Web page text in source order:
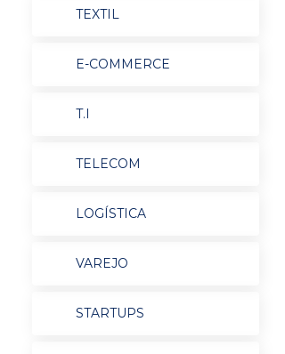
TEXTIL
E-COMMERCE
T.I
TELECOM
LOGÍSTICA
VAREJO
STARTUPS